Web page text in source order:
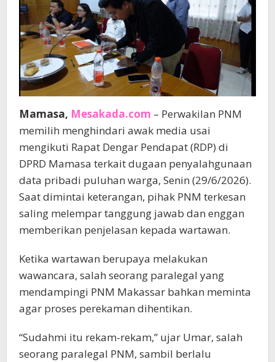
Mamasa, Mesakada.com – Perwakilan PNM
memilih menghindari awak media usai
mengikuti Rapat Dengar Pendapat (RDP) di
DPRD Mamasa terkait dugaan penyalahgunaan
data pribadi puluhan warga, Senin (29/6/2026).
Saat dimintai keterangan, pihak PNM terkesan
saling melempar tanggung jawab dan enggan
memberikan penjelasan kepada wartawan.
Ketika wartawan berupaya melakukan
wawancara, salah seorang paralegal yang
mendampingi PNM Makassar bahkan meminta
agar proses perekaman dihentikan.
“Sudahmi itu rekam-rekam,” ujar Umar, salah
seorang paralegal PNM, sambil berlalu